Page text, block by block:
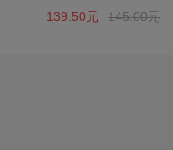
139.50元
145.00元